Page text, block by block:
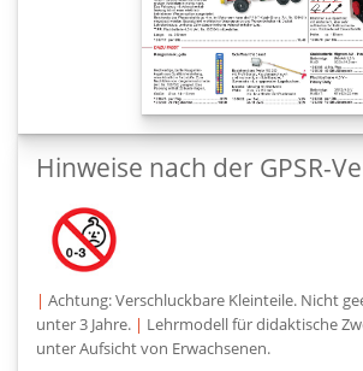
Hinweise nach der GPSR-
| Achtung: Verschluckbare Kleinteile. Nicht
unter 3 Jahre. | Lehrmodell für didaktische
unter Aufsicht von Erwachsenen.